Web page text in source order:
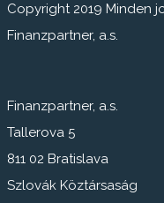
Copyright 2019 Minden
Finanzpartner, a.s.
Finanzpartner, a.s.
Tallerova 5
811 02 Bratislava
Szlovák Köztársaság